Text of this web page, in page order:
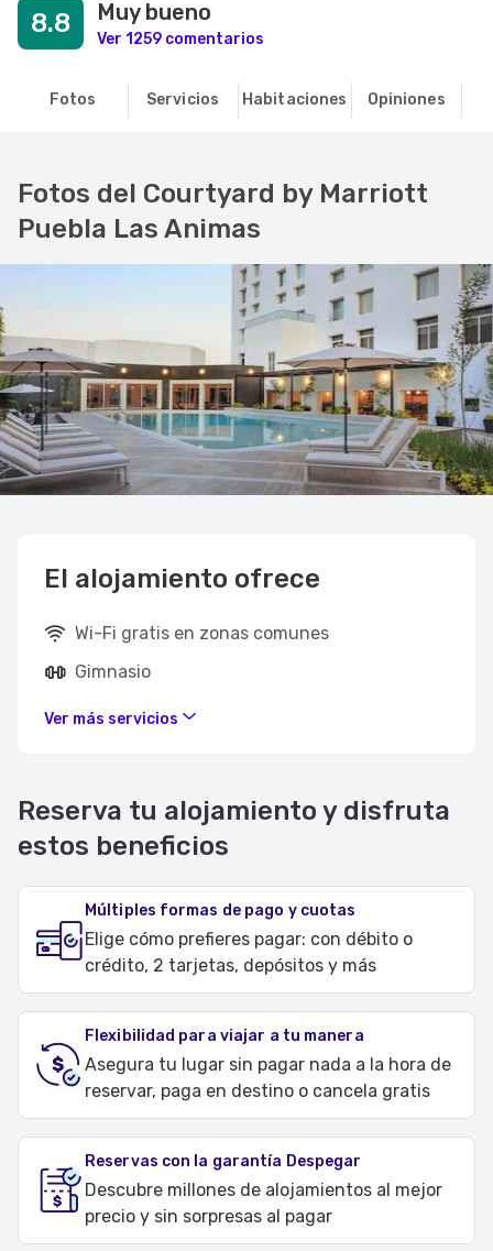
8.8 Muy bueno
Ver 1259 comentarios
Fotos Servicios Habitaciones Opiniones
Fotos del Courtyard by Marriott
Puebla Las Animas
El alojamiento ofrece
Wi-Fi gratis en zonas comunes
Gimnasio
Ver más servicios
Reserva tu alojamiento y disfruta
estos beneficios
Múltiples formas de pago y cuotas
Elige cómo prefieres pagar: con débito o
crédito, 2 tarjetas, depósitos y más
Flexibilidad para viajar a tu manera
Asegura tu lugar sin pagar nada a la hora de
reservar, paga en destino o cancela gratis
Reservas con la garantía Despegar
Descubre millones de alojamientos al mejor
precio y sin sorpresas al pagar